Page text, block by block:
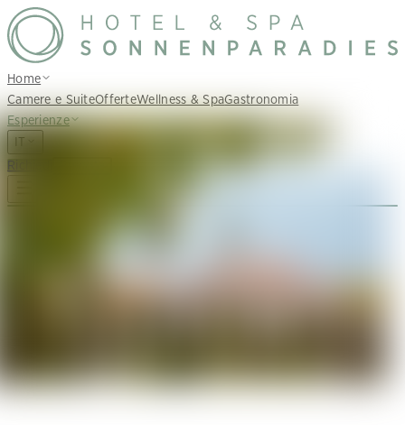
Home
Camere e SuiteOfferteWellness & SpaGastronomia
Esperienze
IT
Richiedi